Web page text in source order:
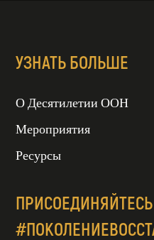
УЗНАТЬ БОЛЬШЕ
О Десятилетии ООН
Мероприятия
Ресурсы